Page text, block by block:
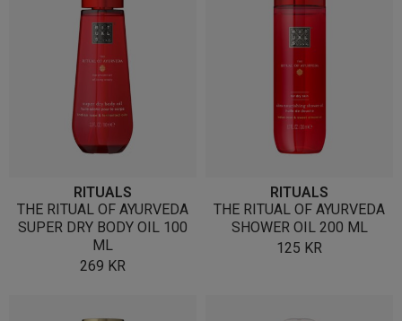
RITUALS
THE RITUAL OF AYURVEDA
SUPER DRY BODY OIL 100
ML
269 KR
RITUALS
THE RITUAL OF AYURVEDA
SHOWER OIL 200 ML
125 KR